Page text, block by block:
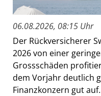
06.08.2026, 08:15 Uhr
Der Rückversicherer
2026 von einer
Grossschäden
dem Vorjahr deutlich
Finanzkonzern gut